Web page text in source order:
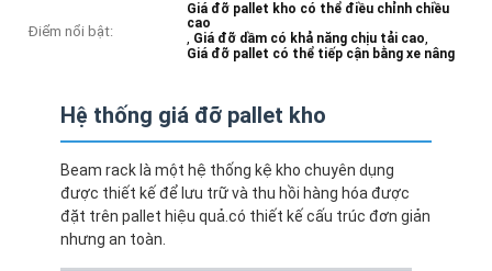
Điểm nổi bật:
Giá đỡ pallet kho có thể điều chỉnh chiều
cao
, Giá đỡ dầm có khả năng chịu tải cao,
Giá đỡ pallet có thể tiếp cận bằng xe nâng
Hệ thống giá đỡ pallet kho
Beam rack là một hệ thống kệ kho chuyên dụng
được thiết kế để lưu trữ và thu hồi hàng hóa được
đặt trên pallet hiệu quả.có thiết kế cấu trúc đơn giản
nhưng an toàn.